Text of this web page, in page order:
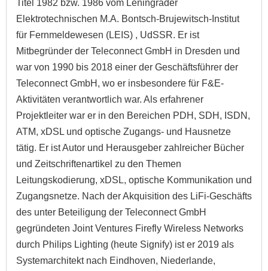
Titel 1982 bzw. 1986 vom Leningrader
Elektrotechnischen M.A. Bontsch-Brujewitsch-Institut
für Fernmeldewesen (LEIS) , UdSSR. Er ist
Mitbegründer der Teleconnect GmbH in Dresden und
war von 1990 bis 2018 einer der Geschäftsführer der
Teleconnect GmbH, wo er insbesondere für F&E-
Aktivitäten verantwortlich war. Als erfahrener
Projektleiter war er in den Bereichen PDH, SDH, ISDN,
ATM, xDSL und optische Zugangs- und Hausnetze
tätig. Er ist Autor und Herausgeber zahlreicher Bücher
und Zeitschriftenartikel zu den Themen
Leitungskodierung, xDSL, optische Kommunikation und
Zugangsnetze. Nach der Akquisition des LiFi-Geschäfts
des unter Beteiligung der Teleconnect GmbH
gegründeten Joint Ventures Firefly Wireless Networks
durch Philips Lighting (heute Signify) ist er 2019 als
Systemarchitekt nach Eindhoven, Niederlande,